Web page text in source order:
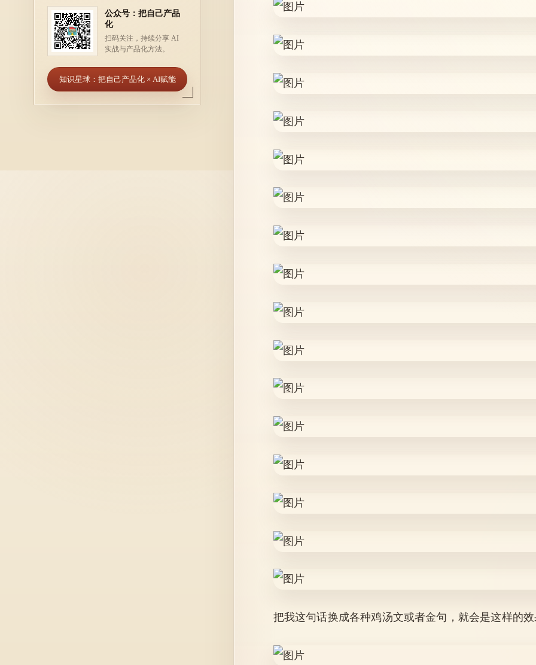
公众号：把自己产品
化
扫码关注，持续分享 AI
实战与产品化方法。
知识星球：把自己产品化 × AI赋能
把我这句话换成各种鸡汤文或者金句，就会是这样的